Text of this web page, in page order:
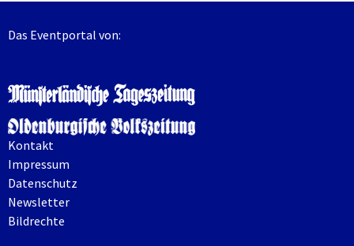
Das Eventportal von:
Kontakt
Impressum
Datenschutz
Newsletter
Bildrechte